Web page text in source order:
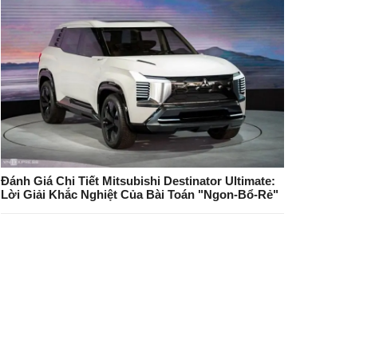
Đánh Giá Chi Tiết Mitsubishi Destinator Ultimate:
Lời Giải Khắc Nghiệt Của Bài Toán "Ngon-Bổ-Rẻ"